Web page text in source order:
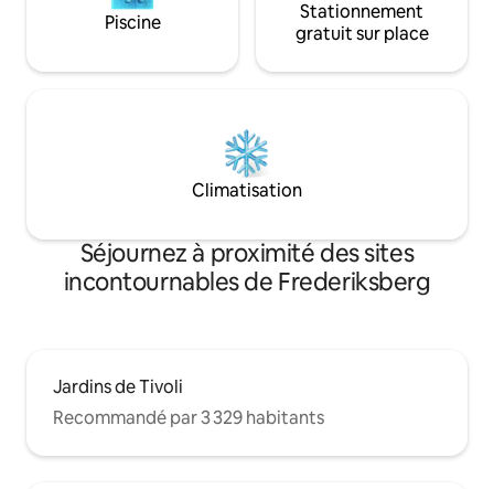
Piscine
Stationnement
gratuit sur place
Climatisation
Séjournez à proximité des sites
incontournables de Frederiksberg
Jardins de Tivoli
Recommandé par 3 329 habitants